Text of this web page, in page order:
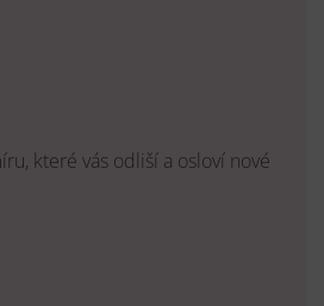
které vás odliší a osloví nové